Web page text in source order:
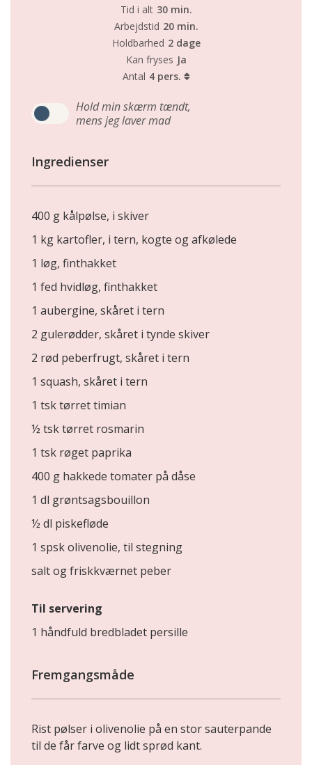
Tid i alt 30 min.
Arbejdstid 20 min.
Holdbarhed 2 dage
Kan fryses Ja
Antal 4 pers.
Hold min skærm tændt,
mens jeg laver mad
Ingredienser
400 g kålpølse, i skiver
1 kg kartofler, i tern, kogte og afkølede
1 løg, finthakket
1 fed hvidløg, finthakket
1 aubergine, skåret i tern
2 gulerødder, skåret i tynde skiver
2 rød peberfrugt, skåret i tern
1 squash, skåret i tern
1 tsk tørret timian
½ tsk tørret rosmarin
1 tsk røget paprika
400 g hakkede tomater på dåse
1 dl grøntsagsbouillon
½ dl piskefløde
1 spsk olivenolie, til stegning
salt og friskkværnet peber
Til servering
1 håndfuld bredbladet persille
Fremgangsmåde
Rist pølser i olivenolie på en stor sauterpande
til de får farve og lidt sprød kant.